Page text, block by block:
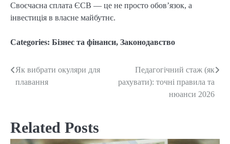
Своєчасна сплата ЄСВ — це не просто обов’язок, а
інвестиція в власне майбутнє.
Categories: Бізнес та фінанси, Законодавство
Post
Як вибрати окуляри для
плавання
Педагогічний стаж (як
рахувати): точні правила та
нюанси 2026
Related Posts